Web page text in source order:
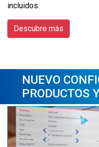
incluidos.
Descubre más
NUEVO
PRODUCTOS